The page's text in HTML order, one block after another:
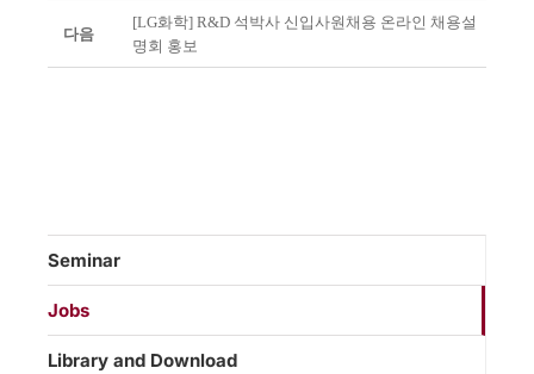
다음
[LG화학] R&D 석박사 신입사원채용 온라인 채용설
명회 홍보
Seminar
Jobs
Library and Download